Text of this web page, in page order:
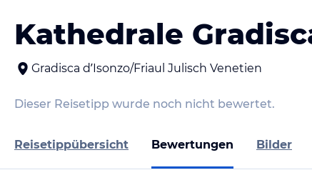
Kathedrale
Gradisca dʼIsonzo/Friaul Julisch Venetien
Dieser Reisetipp wurde noch nicht bewertet.
Reisetippübersicht Bewertungen Bilder